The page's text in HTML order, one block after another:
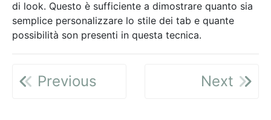
di look. Questo è sufficiente a dimostrare quanto sia
semplice personalizzare lo stile dei tab e quante
possibilità son presenti in questa tecnica.
Previous Next